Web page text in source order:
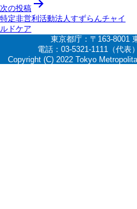
ナ
ビ
ゲ
ー
次の投稿
特定非営利活動法人すずらんチャイ
ルドケア
東京都庁：〒163-8001
電話：03-5321-1111（代表
Copyright (C) 2022 Tokyo